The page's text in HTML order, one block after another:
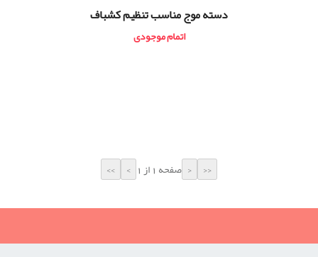
دسته موج مناسب تنظیم کشباف
اتمام موجودی
صفحه 1 از 1